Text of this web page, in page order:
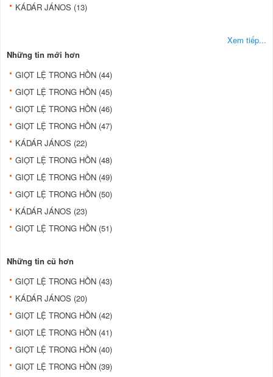
KÁDÁR JÁNOS (13)
Xem tiếp...
Những tin mới hơn
GIỌT LỆ TRONG HỒN (44)
GIỌT LỆ TRONG HỒN (45)
GIỌT LỆ TRONG HỒN (46)
GIỌT LỆ TRONG HỒN (47)
KÁDÁR JÁNOS (22)
GIỌT LỆ TRONG HỒN (48)
GIỌT LỆ TRONG HỒN (49)
GIỌT LỆ TRONG HỒN (50)
KÁDÁR JÁNOS (23)
GIỌT LỆ TRONG HỒN (51)
Những tin cũ hơn
GIỌT LỆ TRONG HỒN (43)
KÁDÁR JÁNOS (20)
GIỌT LỆ TRONG HỒN (42)
GIỌT LỆ TRONG HỒN (41)
GIỌT LỆ TRONG HỒN (40)
GIỌT LỆ TRONG HỒN (39)